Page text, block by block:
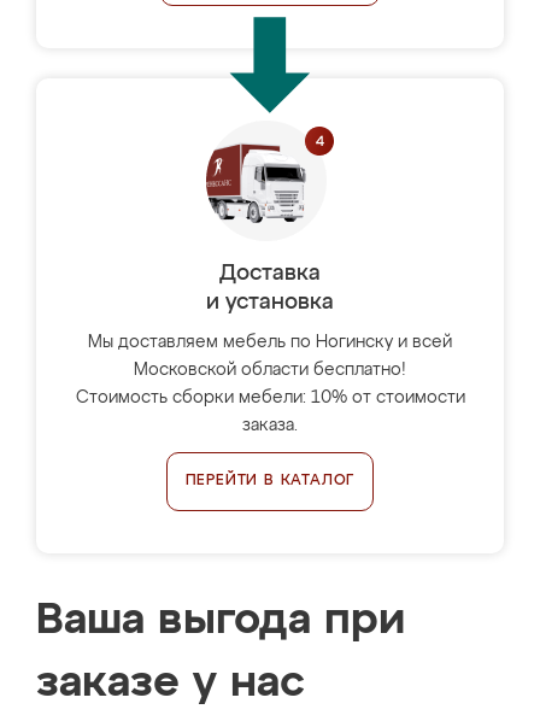
Доставка
и установка
Мы доставляем мебель по Ногинску и всей
Московской области бесплатно!
Стоимость сборки мебели: 10% от стоимости
заказа.
ПЕРЕЙТИ В КАТАЛОГ
Ваша выгода при
заказе у нас